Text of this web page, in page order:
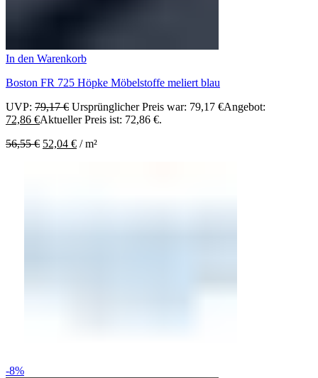
In den Warenkorb
Boston FR 725 Höpke Möbelstoffe meliert blau
UVP: 79,17€ Ursprünglicher Preis war: 79,17 €Angebot:
72,86 €Aktueller Preis ist: 72,86 €.
56,55€ 52,04 € /m²
-8%